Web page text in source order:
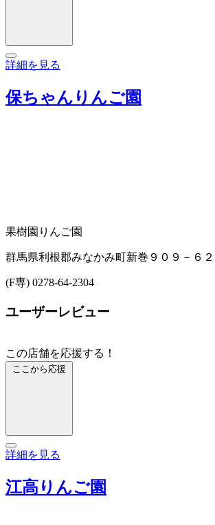
詳細を見る
保ちゃんりんご園
果樹園 りんご園
群馬県利根郡みなかみ町新巻９０９－６２
(F専) 0278-64-2304
ユーザーレビュー
この店舗を応援する！
ここから応援
詳細を見る
江高りんご園